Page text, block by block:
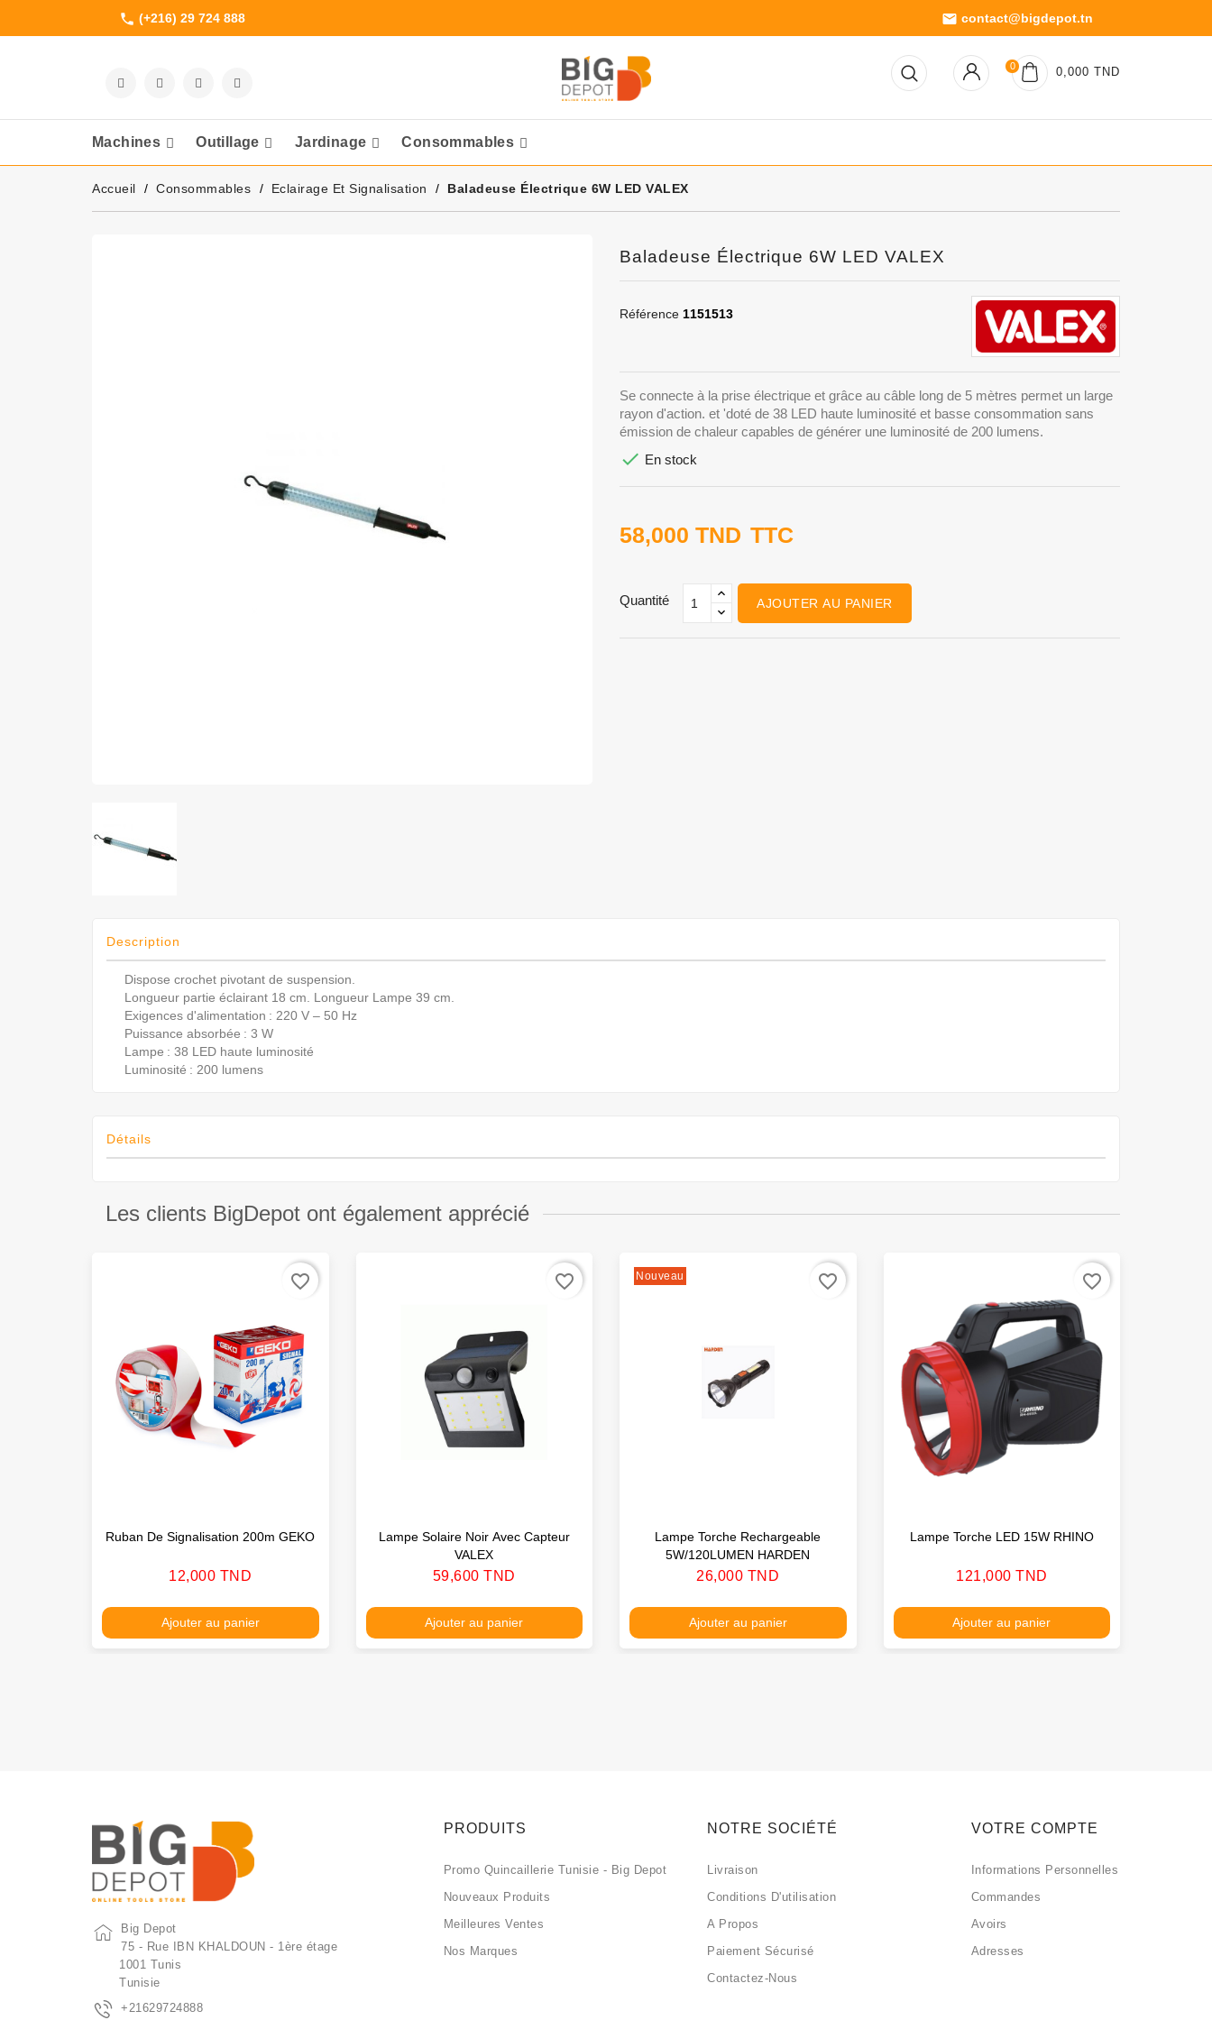
phone (+216) 29 724 888 email contact@bigdepot.tn
0 0,000 TND
Machines Outillage Jardinage Consommables
Accueil Consommables Eclairage Et Signalisation Baladeuse Électrique 6W LED VALEX
Baladeuse Électrique 6W LED VALEX
Référence 1151513
Se connecte à la prise électrique et grâce au câble long de 5 mètres permet un large
rayon d'action. et 'doté de 38 LED haute luminosité et basse consommation sans
émission de chaleur capables de générer une luminosité de 200 lumens.
 En stock
58,000 TND TTC
Quantité AJOUTER AU PANIER
Description
Dispose crochet pivotant de suspension.
Longueur partie éclairant 18 cm. Longueur Lampe 39 cm.
Exigences d'alimentation : 220 V – 50 Hz
Puissance absorbée : 3 W
Lampe : 38 LED haute luminosité
Luminosité : 200 lumens
Détails
Les clients BigDepot ont également apprécié
Ruban De Signalisation 200m GEKO
Prix
12,000 TND
Ajouter au panier
favorite_border
Lampe Solaire Noir Avec Capteur
VALEX
Prix
59,600 TND
Ajouter au panier
favorite_border Nouveau
Lampe Torche Rechargeable
5W/120LUMEN HARDEN
Prix
26,000 TND
Ajouter au panier
favorite_border
Lampe Torche LED 15W RHINO
Prix
121,000 TND
Ajouter au panier
favorite_border
Big Depot
75 - Rue IBN KHALDOUN - 1ère étage
1001 Tunis
Tunisie
+21629724888
PRODUITS
Promo Quincaillerie Tunisie - Big Depot
Nouveaux Produits
Meilleures Ventes
Nos Marques
NOTRE SOCIÉTÉ
Livraison
Conditions D'utilisation
A Propos
Paiement Sécurisé
Contactez-Nous
VOTRE COMPTE
Informations Personnelles
Commandes
Avoirs
Adresses